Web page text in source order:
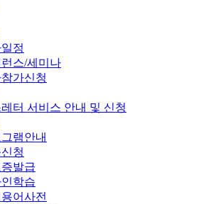
정
스/세미나
가신청
터 서비스 안내 및 신청
램안내
청
발급
학습
어사전